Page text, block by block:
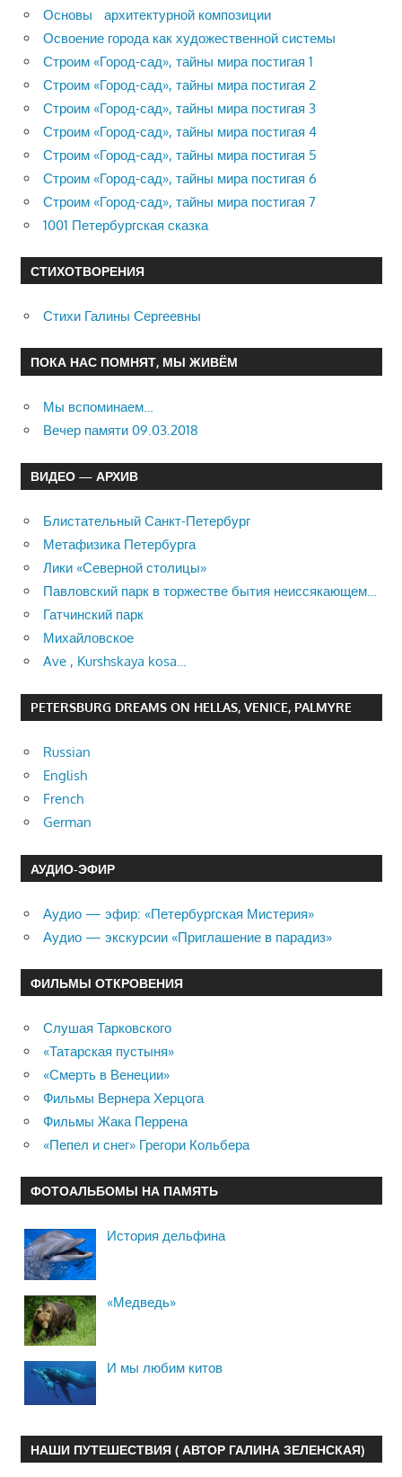
Основы архитектурной композиции
Освоение города как художественной системы
Строим «Город-сад», тайны мира постигая 1
Строим «Город-сад», тайны мира постигая 2
Строим «Город-сад», тайны мира постигая 3
Строим «Город-сад», тайны мира постигая 4
Строим «Город-сад», тайны мира постигая 5
Строим «Город-сад», тайны мира постигая 6
Строим «Город-сад», тайны мира постигая 7
1001 Петербургская сказка
СТИХОТВОРЕНИЯ
Стихи Галины Сергеевны
ПОКА НАС ПОМНЯТ, МЫ ЖИВЁМ
Мы вспоминаем…
Вечер памяти 09.03.2018
ВИДЕО — АРХИВ
Блистательный Санкт-Петербург
Метафизика Петербурга
Лики «Северной столицы»
Павловский парк в торжестве бытия неиссякающем…
Гатчинский парк
Михайловское
Ave , Kurshskaya kosa…
PETERSBURG DREAMS ON HELLAS, VENICE, PALMYRE
Russian
English
French
German
АУДИО-ЭФИР
Аудио — эфир: «Петербургская Мистерия»
Аудио — экскурсии «Приглашение в парадиз»
ФИЛЬМЫ ОТКРОВЕНИЯ
Слушая Тарковского
«Татарская пустыня»
«Смерть в Венеции»
Фильмы Вернера Херцога
Фильмы Жака Перрена
«Пепел и снег» Грегори Кольбера
ФОТОАЛЬБОМЫ НА ПАМЯТЬ
История дельфина
«Медведь»
И мы любим китов
НАШИ ПУТЕШЕСТВИЯ ( АВТОР ГАЛИНА ЗЕЛЕНСКАЯ)